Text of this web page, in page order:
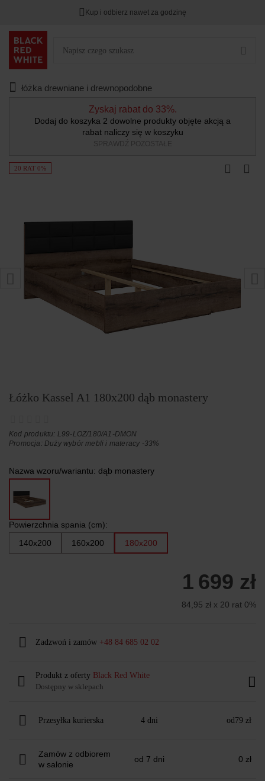
Kup i odbierz nawet za godzinę
łóżka drewniane i drewnopodobne
Zyskaj rabat do 33%.
Dodaj do koszyka 2 dowolne produkty objęte akcją a
rabat naliczy się w koszyku
SPRAWDŹ POZOSTAŁE
20 RAT 0%
Łóżko Kassel A1 180x200 dąb monastery
Kod produktu: L99-LOZ/180/A1-DMON
Promocja:Duży wybór mebli i materacy -33%
Nazwa wzoru/wariantu: dąb monastery
Powierzchnia spania (cm):
140x200
160x200 180x200
1 699 zł
84,95 zł x 20 rat 0%
Zadzwoń i zamów +48 84 685 02 02
Produkt z oferty Black Red White
Dostępny w sklepach
Przesyłka kurierska 4 dni od 79 zł
Zamów z odbiorem
w salonie
od 7 dni 0 zł